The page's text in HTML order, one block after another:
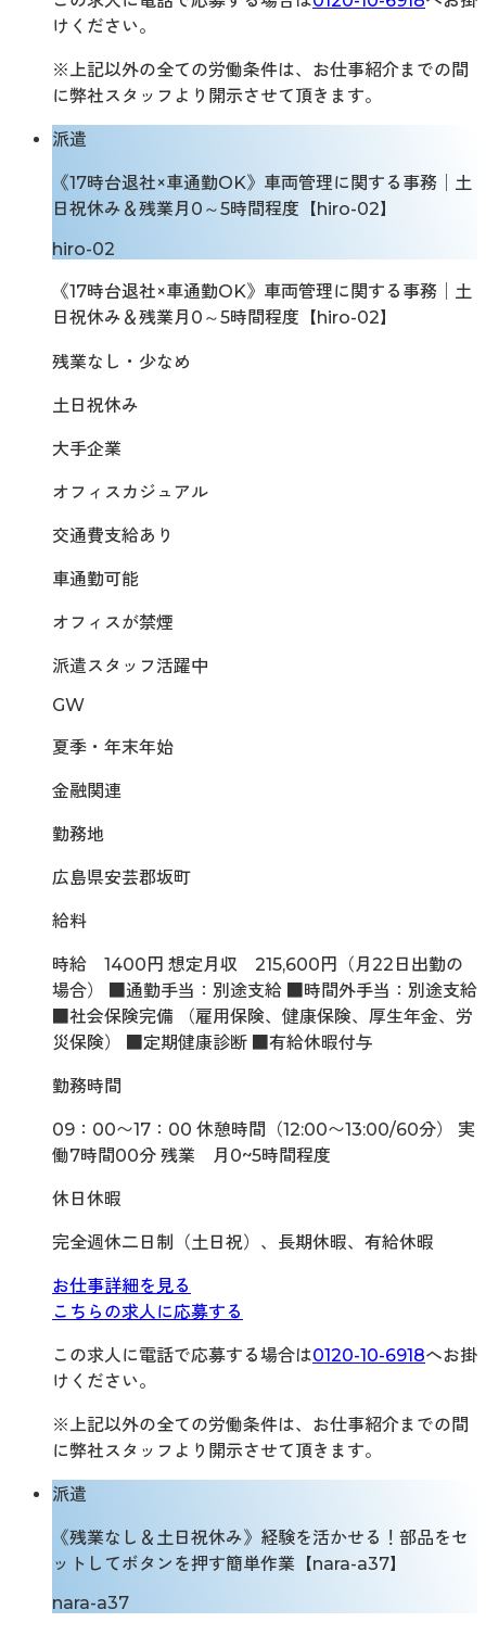
けください。
※上記以外の全ての労働条件は、お仕事紹介までの間
に弊社スタッフより開示させて頂きます。
派遣
《17時台退社×車通勤OK》車両管理に関する事務│土
日祝休み＆残業月0～5時間程度【hiro-02】
hiro-02
《17時台退社×車通勤OK》車両管理に関する事務│土
日祝休み＆残業月0～5時間程度【hiro-02】
残業なし・少なめ
土日祝休み
大手企業
オフィスカジュアル
交通費支給あり
車通勤可能
オフィスが禁煙
派遣スタッフ活躍中
GW
夏季・年末年始
金融関連
勤務地
広島県安芸郡坂町
給料
時給 1400円 想定月収 215,600円（月22日出勤の
場合） ■通勤手当：別途支給 ■時間外手当：別途支給
■社会保険完備 （雇用保険、健康保険、厚生年金、労
災保険） ■定期健康診断 ■有給休暇付与
勤務時間
09：00〜17：00 休憩時間（12:00〜13:00/60分） 実
働7時間00分 残業 月0~5時間程度
休日休暇
完全週休二日制（土日祝）、長期休暇、有給休暇
お仕事詳細を見る
こちらの求人に応募する
この求人に電話で応募する場合は0120-10-6918へお掛
けください。
※上記以外の全ての労働条件は、お仕事紹介までの間
に弊社スタッフより開示させて頂きます。
派遣
《残業なし＆土日祝休み》経験を活かせる！部品をセ
ットしてボタンを押す簡単作業【nara-a37】
nara-a37